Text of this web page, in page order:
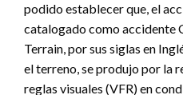
podido establecer que, el
catalogado como accidente
Terrain, por sus siglas en
el terreno, se produjo por la
reglas visuales (VFR) en